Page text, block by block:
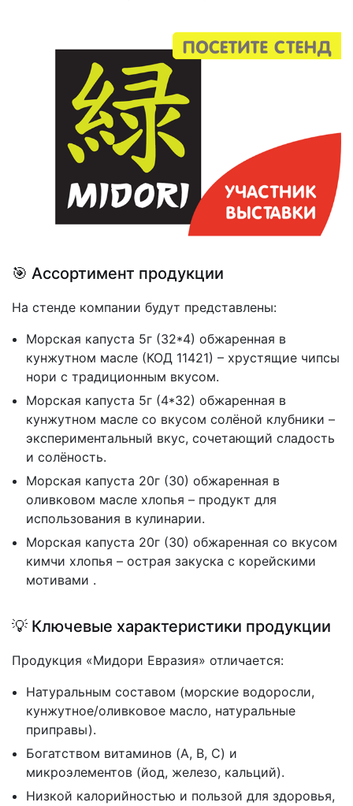
🎯 Ассортимент продукции
На стенде компании будут представлены:
Морская капуста 5г (32*4) обжаренная в
кунжутном масле (КОД 11421) – хрустящие чипсы
нори с традиционным вкусом.
Морская капуста 5г (4*32) обжаренная в
кунжутном масле со вкусом солёной клубники –
экспериментальный вкус, сочетающий сладость
и солёность.
Морская капуста 20г (30) обжаренная в
оливковом масле хлопья – продукт для
использования в кулинарии.
Морская капуста 20г (30) обжаренная со вкусом
кимчи хлопья – острая закуска с корейскими
мотивами .
💡 Ключевые характеристики продукции
Продукция «Мидори Евразия» отличается:
Натуральным составом (морские водоросли,
кунжутное/оливковое масло, натуральные
приправы).
Богатством витаминов (A, B, C) и
микроэлементов (йод, железо, кальций).
Низкой калорийностью и пользой для здоровья,